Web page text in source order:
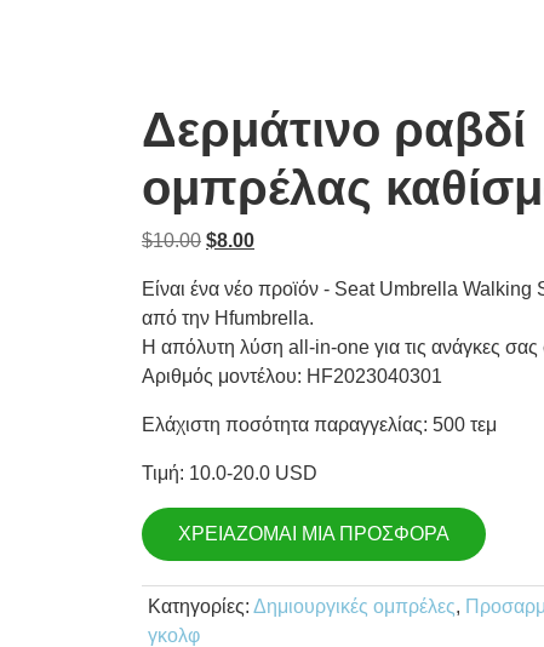
Δερμάτινο ραβδί
ομπρέλας
$10.00 Η
τιμή
ήταν:
10.00
$.
$8.00Η
τιμή
είναι:
8.00
$.
Είναι ένα νέο προϊόν - Seat Umbrella
από την Hfumbrella.
Η απόλυτη λύση all-in-one για τις ανάγκες
Αριθμός μοντέλου: HF2023040301
Ελάχιστη ποσότητα παραγγελίας: 500 τεμ
Τιμή: 10.0-20.0 USD
ΧΡΕΙΑΖΟΜΑΙ ΜΙΑ ΠΡΟΣΦΟΡΑ
Κατηγορίες: Δημιουργικές ομπρέλες,
γκολφ